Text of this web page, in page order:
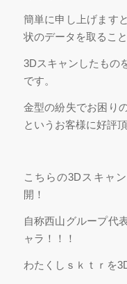
簡単に申し上げます
状のデータを取るこ
3Dスキャンしたもの
です。
金型の紛失でお困り
というお客様に好評
こちらの3Dスキャ
開！
自称西山グループ代
ャラ！！！
わたくしｓｋｔｒを